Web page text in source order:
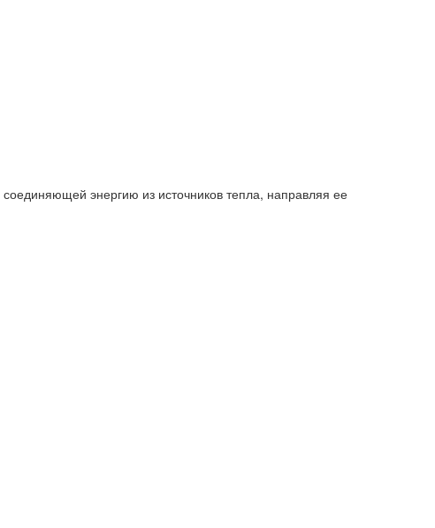
соединяющей энергию из источников тепла, направляя ее